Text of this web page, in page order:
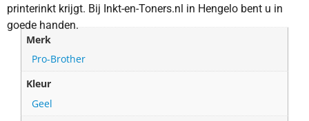
printerinkt krijgt. Bij Inkt-en-Toners.nl in Hengelo bent u in
goede handen.
Merk
Pro-Brother
Kleur
Geel